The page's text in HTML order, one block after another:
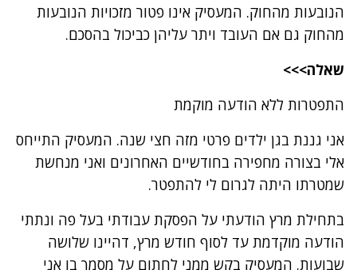
הנובעות מהחוק. המעסיק אינו פטור מזכויות הנובעות
מהחוק גם אם העובד ויתר עליהן כביכול בהסכם.
שאלה>>>
התפטרות ללא הודעה מוקמת
אני גננת בגן ילדים פרטי מזה חצי שנה. המעסיק התייחס
אלי בצורה מחפירה בחודשיים האחרונים ואני מנחשת
שמטרתו היתה לגרום לי להתפטר.
בתחילת מרץ הודעתי על הפסקת עבודתי בעל פה ונתתי
הודעה מוקדמת עד לסוף חודש מרץ, דהיינו שלושה
שבועות. המעסיק בקש ממני לחתום על מסמך בו אני